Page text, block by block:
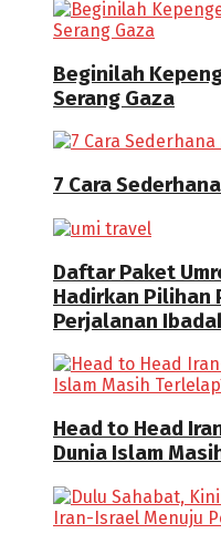
Beginilah
Serang Gaza
7 Cara
Daftar Paket
Hadirkan Pilihan
Perjalanan
Head to Head
Dunia Islam